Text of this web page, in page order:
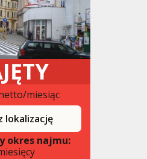
miesiąc
lokalizację
okres najmu: